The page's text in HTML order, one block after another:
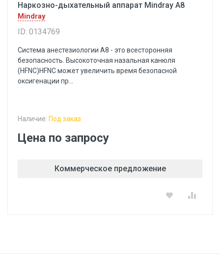
Наркозно-дыхательный аппарат Mindray A8
Mindray
ID: 0134769
Система анестезиологии А8 - это всесторонняя
безопасность. Высокоточная назальная канюля
(HFNC)HFNC может увеличить время безопасной
оксигенации пр...
Наличие: Под заказ
Цена по запросу
Коммерческое предложение